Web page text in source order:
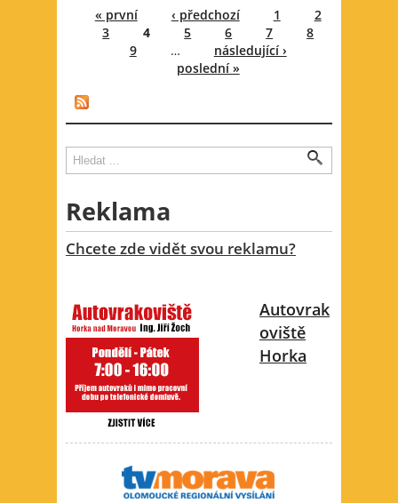
Stránky
« první ‹ předchozí 1
2
3
4 5 6 7
8
9
…
následující ›
poslední »
Vyhledávání
Hledat
Reklama
Chcete zde vidět svou reklamu?
Autovrak
oviště
Horka